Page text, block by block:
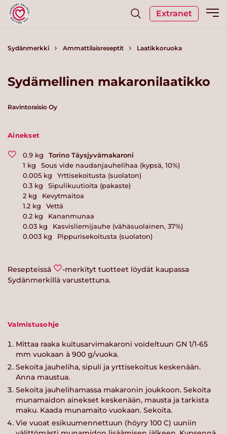
Extranet
Sydänmerkki Ammattilaisreseptit Laatikkoruoka
Sydämellinen makaronilaatikko
Ravintoraisio Oy
Ainekset
0.9 kg
Torino Täysjyvämakaroni
1 kg
Sous vide naudanjauhelihaa (kypsä, 10%)
0.005 kg
Yrttisekoitusta (suolaton)
0.3 kg
Sipulikuutioita (pakaste)
2 kg
Kevytmaitoa
1.2 kg
Vettä
0.2 kg
Kananmunaa
0.03 kg
Kasvisliemijauhe (vähäsuolainen, 37%)
0.003 kg Pippurisekoitusta (suolaton)
Resepteissä
-merkityt tuotteet löydät kaupassa
Sydänmerkillä varustettuna.
Valmistusohje
Mittaa raaka kuitusarvimakaroni voideltuun GN 1/1-65
mm vuokaan à 900 g/vuoka.
Sekoita jauheliha, sipuli ja yrttisekoitus keskenään.
Anna maustua.
Sekoita jauhelihamassa makaronin joukkoon. Sekoita
munamaidon ainekset keskenään, mausta ja tarkista
maku. Kaada munamaito vuokaan. Sekoita.
Vie vuoat esikuumennettuun (höyry 100 C) uuniin